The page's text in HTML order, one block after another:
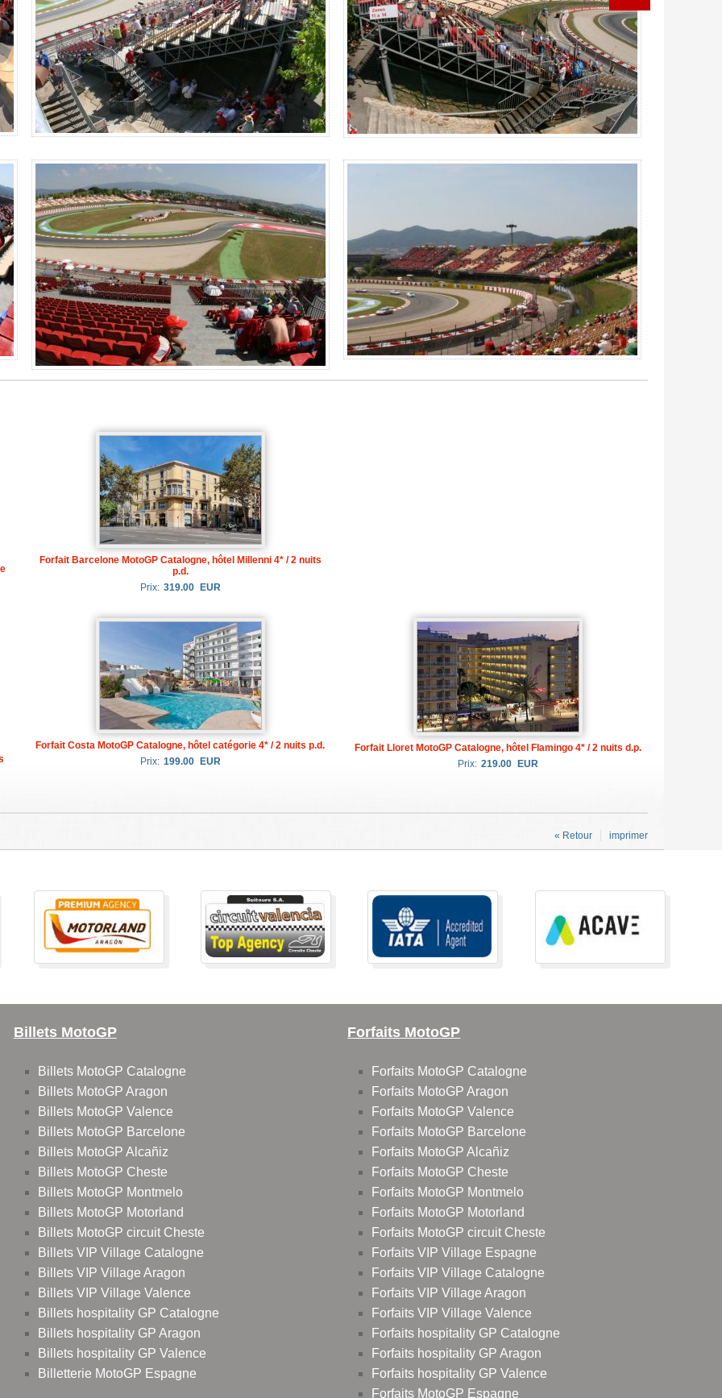
Forfait Barcelone MotoGP Catalogne, hôtel Millenni 4* / 2 nuits
p.d.
Prix: 319.00 EUR
Forfait Costa MotoGP Catalogne, hôtel catégorie 4* / 2 nuits p.d.
Prix: 199.00 EUR
Forfait Lloret MotoGP Catalogne, hôtel Flamingo 4* / 2 nuits d.p.
Prix: 219.00 EUR
imprimer
« Retour
Billets MotoGP
Billets MotoGP Catalogne
Billets MotoGP Aragon
Billets MotoGP Valence
Billets MotoGP Barcelone
Billets MotoGP Alcañiz
Billets MotoGP Cheste
Billets MotoGP Montmelo
Billets MotoGP Motorland
Billets MotoGP circuit Cheste
Billets VIP Village Catalogne
Billets VIP Village Aragon
Billets VIP Village Valence
Billets hospitality GP Catalogne
Billets hospitality GP Aragon
Billets hospitality GP Valence
Billetterie MotoGP Espagne
Forfaits MotoGP
Forfaits MotoGP Catalogne
Forfaits MotoGP Aragon
Forfaits MotoGP Valence
Forfaits MotoGP Barcelone
Forfaits MotoGP Alcañiz
Forfaits MotoGP Cheste
Forfaits MotoGP Montmelo
Forfaits MotoGP Motorland
Forfaits MotoGP circuit Cheste
Forfaits VIP Village Espagne
Forfaits VIP Village Catalogne
Forfaits VIP Village Aragon
Forfaits VIP Village Valence
Forfaits hospitality GP Catalogne
Forfaits hospitality GP Aragon
Forfaits hospitality GP Valence
Forfaits MotoGP Espagne